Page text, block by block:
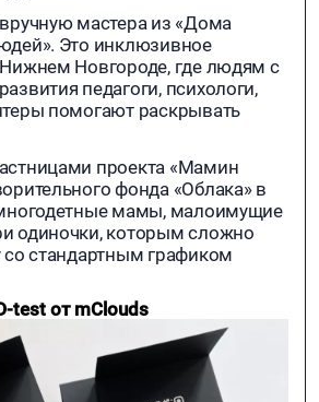
мастера из «Дома
Это инклюзивное
Новгороде, где людям с
педагоги, психологи,
помогают раскрывать
проекта «Мамин
фонда «Облака» в
мамы, малоимущие
одиночки, которым сложно
со стандартным графиком
test от mClouds